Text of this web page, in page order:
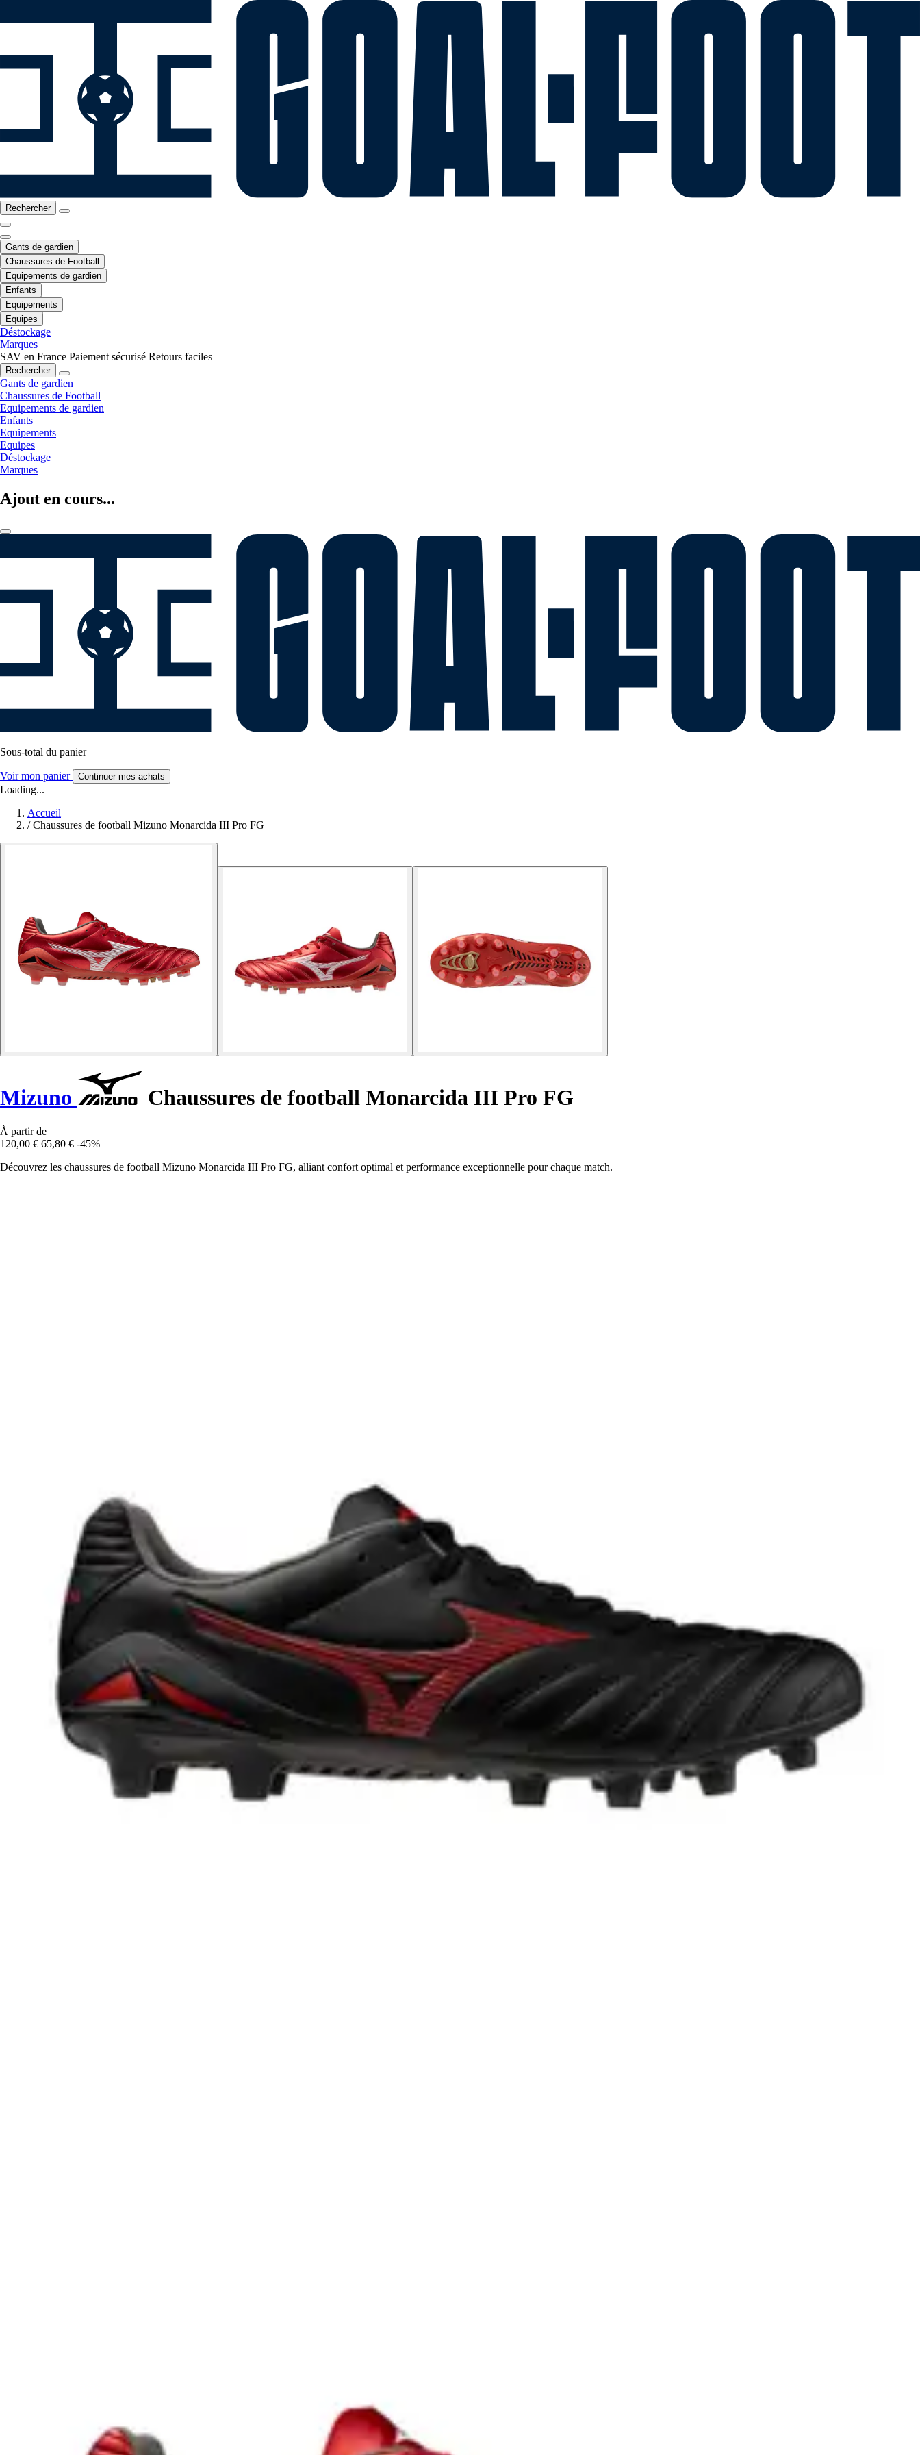
Rechercher
Gants de gardien
Chaussures de Football
Equipements de gardien
Enfants
Equipements
Equipes
Déstockage
Marques
SAV en France Paiement sécurisé Retours faciles
Rechercher
Gants de gardien
Chaussures de Football
Equipements de gardien
Enfants
Equipements
Equipes
Déstockage
Marques
Ajout en cours...
Sous-total du panier
Voir mon panier Continuer mes achats
Loading...
Accueil
/ Chaussures de football Mizuno Monarcida III Pro FG
Mizuno Chaussures de football Monarcida III Pro FG
À partir de
120,00 € 65,80 € -45%
Découvrez les chaussures de football Mizuno Monarcida III Pro FG, alliant confort optimal et performance exceptionnelle pour chaque match.